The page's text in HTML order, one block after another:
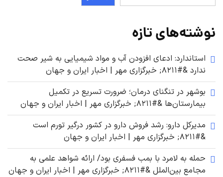
نوشته‌های تازه
استاندارد: ادعای افزودن آب و مواد شیمیایی به شیر صحت
ندارد &#۸۲۱۱; خبرگزاری مهر | اخبار ایران و جهان
بوشهر در تنگنای درمان؛ ضرورت تسریع در تکمیل
بیمارستان‌ها &#۸۲۱۱; خبرگزاری مهر | اخبار ایران و جهان
مدیرکل دارو: رشد فروش دارو در کشور درگیر تورم است
&#۸۲۱۱; خبرگزاری مهر | اخبار ایران و جهان
حمله به لامرد با بمب فسفری بود/ ارائه شواهد علمی به
مجامع بین‌الملل &#۸۲۱۱; خبرگزاری مهر | اخبار ایران و جهان